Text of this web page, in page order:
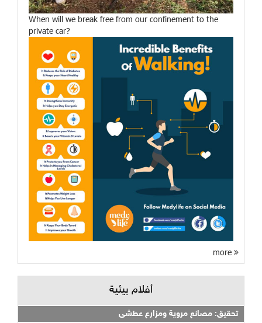
When will we break free from our confinement to the
private car?
أفلام بيئية
تحقيق: مصانع مروية ومزارع عطشى